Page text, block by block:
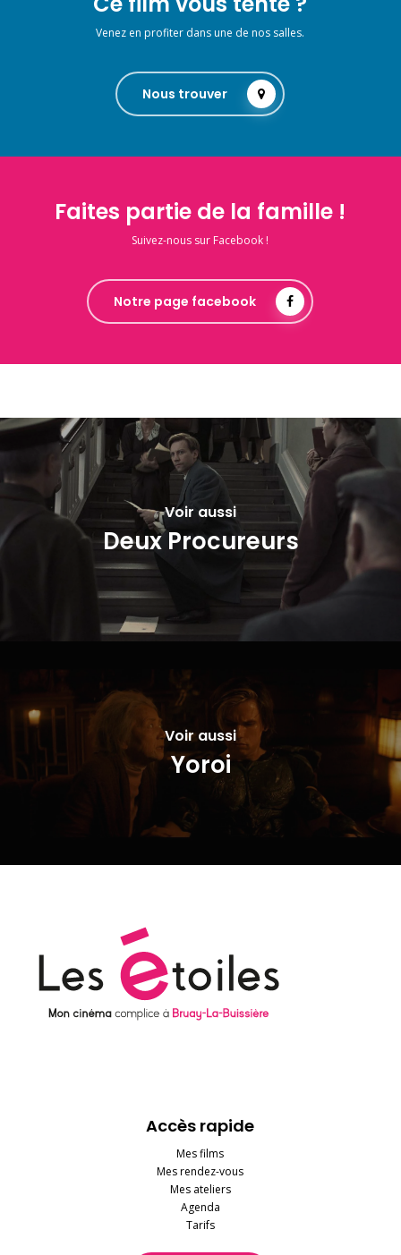
Venez en profiter dans une de nos salles.
Nous trouver
Faites partie de la famille !
Suivez-nous sur Facebook !
Notre page facebook
Voir aussi
Deux Procureurs
Voir aussi
Yoroi
Accès rapide
Mes films
Mes rendez-vous
Mes ateliers
Agenda
Tarifs